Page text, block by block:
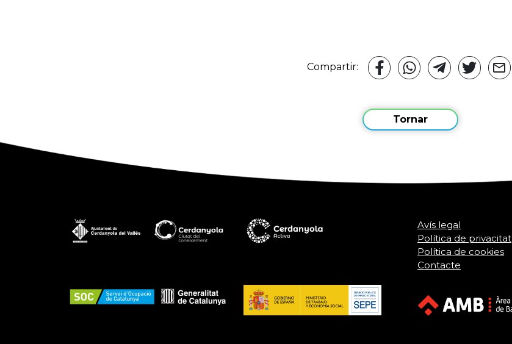
Compartir:
Tornar
Avís legal
Política de privacitat
Política de cookies
Contacte